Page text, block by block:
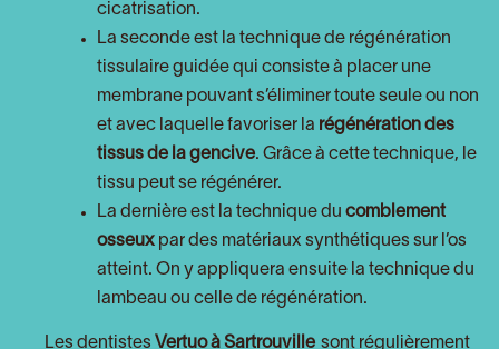
cicatrisation.
La seconde est la technique de régénération
tissulaire guidée qui consiste à placer une
membrane pouvant s’éliminer toute seule ou non
et avec laquelle favoriser la régénération des
tissus de la gencive. Grâce à cette technique, le
tissu peut se régénérer.
La dernière est la technique du comblement
osseux par des matériaux synthétiques sur l’os
atteint. On y appliquera ensuite la technique du
lambeau ou celle de régénération.
Les dentistes Vertuo à Sartrouville sont régulièrement